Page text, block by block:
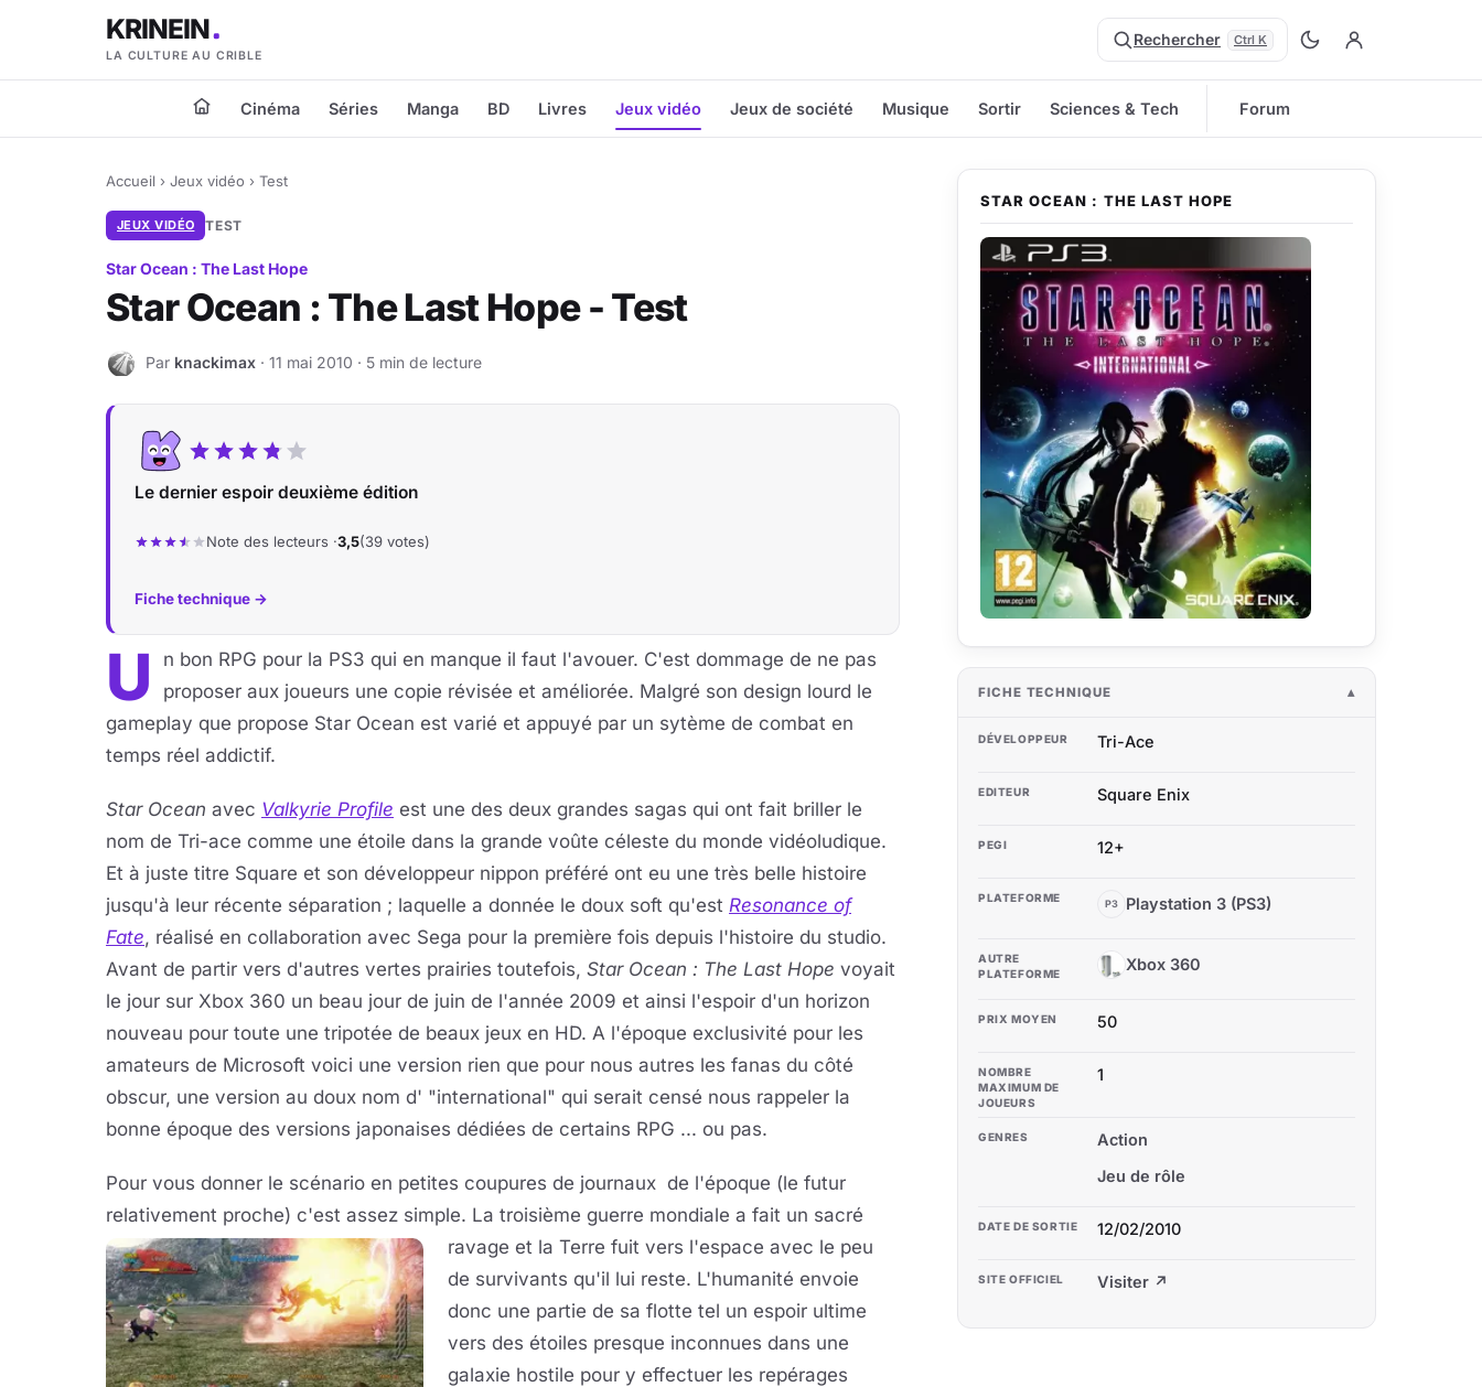
KRINEIN
LA CULTURE AU CRIBLE
Rechercher Ctrl K
Cinéma Séries Manga BD Livres Jeux vidéo Jeux de société Musique Sortir Sciences & Tech Forum
Accueil › Jeux vidéo › Test
JEUX VIDÉO TEST
Star Ocean : The Last Hope
Star Ocean : The Last Hope - Test
K Par knackimax · 11 mai 2010 · 5 min de lecture
Le dernier espoir deuxième édition
Note des lecteurs ·3,5(39 votes)
Fiche technique →
U
n bon RPG pour la PS3 qui en manque il faut l'avouer. C'est dommage de ne pas
proposer aux joueurs une copie révisée et améliorée. Malgré son design lourd le
gameplay que propose Star Ocean est varié et appuyé par un sytème de combat en
temps réel addictif.
Star Ocean avec Valkyrie Profile est une des deux grandes sagas qui ont fait briller le
nom de Tri-ace comme une étoile dans la grande voûte céleste du monde vidéoludique.
Et à juste titre Square et son développeur nippon préféré ont eu une très belle histoire
jusqu'à leur récente séparation ; laquelle a donnée le doux soft qu'est Resonance of
Fate, réalisé en collaboration avec Sega pour la première fois depuis l'histoire du studio.
Avant de partir vers d'autres vertes prairies toutefois, Star Ocean : The Last Hope voyait
le jour sur Xbox 360 un beau jour de juin de l'année 2009 et ainsi l'espoir d'un horizon
nouveau pour toute une tripotée de beaux jeux en HD. A l'époque exclusivité pour les
amateurs de Microsoft voici une version rien que pour nous autres les fanas du côté
obscur, une version au doux nom d' "international" qui serait censé nous rappeler la
bonne époque des versions japonaises dédiées de certains RPG ... ou pas.
Pour vous donner le scénario en petites coupures de journaux de l'époque (le futur
relativement proche) c'est assez simple. La troisième guerre mondiale a fait un sacré
ravage et la Terre fuit vers l'espace avec le peu
de survivants qu'il lui reste. L'humanité envoie
donc une partie de sa flotte tel un espoir ultime
vers des étoiles presque inconnues dans une
galaxie hostile pour y effectuer les repérages
STAR OCEAN : THE LAST HOPE
FICHE TECHNIQUE
DÉVELOPPEUR Tri-Ace
EDITEUR Square Enix
PEGI 12+
PLATEFORME P3 Playstation 3 (PS3)
AUTRE
PLATEFORME
Xbox 360
PRIX MOYEN 50
NOMBRE
MAXIMUM DE
JOUEURS
1
GENRES
Action
Jeu de rôle
DATE DE SORTIE 12/02/2010
SITE OFFICIEL Visiter ↗